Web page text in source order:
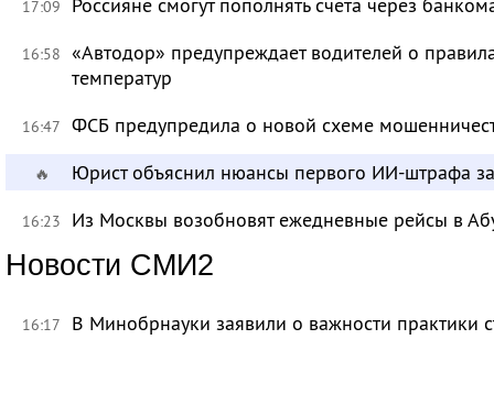
17:09 Россияне смогут пополнять счета через
16:58 «Автодор» предупреждает водителей о
температур
16:47 ФСБ предупредила о новой схеме
🔥 Юрист объяснил нюансы первого ИИ-штрафа
16:23 Из Москвы возобновят ежедневные рейсы в
Новости СМИ2
16:17 В Минобрнауки заявили о важности практики